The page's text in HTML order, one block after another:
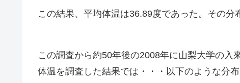
この結果、平均体温は36.89度であった。その
この調査から約50年後の2008年に山梨大学の入
体温を調査した結果では・・・以下のような分布